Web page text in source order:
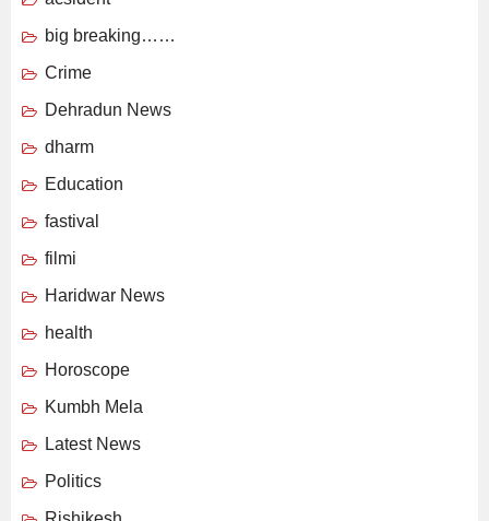
big breaking……
Crime
Dehradun News
dharm
Education
fastival
filmi
Haridwar News
health
Horoscope
Kumbh Mela
Latest News
Politics